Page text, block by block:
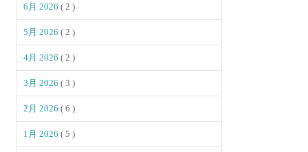
6月 2026( 2 )
5月 2026( 2 )
4月 2026( 2 )
3月 2026( 3 )
2月 2026( 6 )
1月 2026( 5 )